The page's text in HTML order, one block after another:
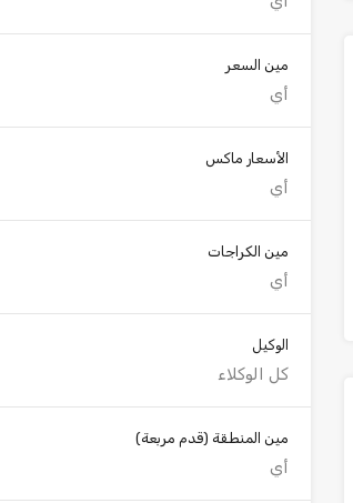
مين السعر
أي
الأسعار ماكس
أي
مين الكراجات
أي
الوكيل
كل الوكلاء
مين المنطقة (قدم مربعة)